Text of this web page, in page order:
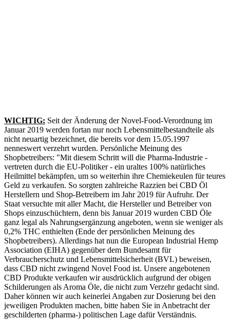
WICHTIG: Seit der Änderung der Novel-Food-Verordnung im
Januar 2019 werden fortan nur noch Lebensmittelbestandteile als
nicht neuartig bezeichnet, die bereits vor dem 15.05.1997
nenneswert verzehrt wurden. Persönliche Meinung des
Shopbetreibers: "Mit diesem Schritt will die Pharma-Industrie -
vertreten durch die EU-Politiker - ein uraltes 100% natürliches
Heilmittel bekämpfen, um so weiterhin ihre Chemiekeulen für teures
Geld zu verkaufen. So sorgten zahlreiche Razzien bei CBD Öl
Herstellern und Shop-Betreibern im Jahr 2019 für Aufruhr. Der
Staat versuchte mit aller Macht, die Hersteller und Betreiber von
Shops einzuschüchtern, denn bis Januar 2019 wurden CBD Öle
ganz legal als Nahrungsergänzung angeboten, wenn sie weniger als
0,2% THC enthielten (Ende der persönlichen Meinung des
Shopbetreibers). Allerdings hat nun die European Industrial Hemp
Association (EIHA) gegenüber dem Bundesamt für
Verbraucherschutz und Lebensmittelsicherheit (BVL) beweisen,
dass CBD nicht zwingend Novel Food ist. Unsere angebotenen
CBD Produkte verkaufen wir ausdrücklich aufgrund der obigen
Schilderungen als Aroma Öle, die nicht zum Verzehr gedacht sind.
Daher können wir auch keinerlei Angaben zur Dosierung bei den
jeweiligen Produkten machen, bitte haben Sie in Anbetracht der
geschilderten (pharma-) politischen Lage dafür Verständnis.